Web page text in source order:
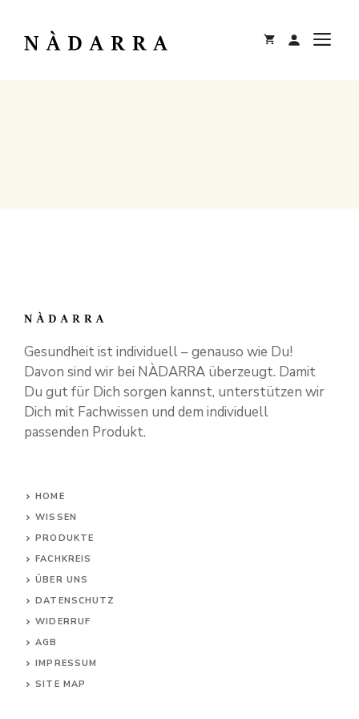
Inhalt
springen
Gesundheit ist individuell – genauso wie Du!
Davon sind wir bei NÀDARRA überzeugt. Damit
Du gut für Dich sorgen kannst, unterstützen wir
Dich mit Fachwissen und dem individuell
passenden Produkt.
HOME
WISSEN
PRODUKTE
FACHKREIS
ÜBER UNS
DATENSCHUTZ
WIDERRUF
AGB
IMPRESSUM
SITE MAP